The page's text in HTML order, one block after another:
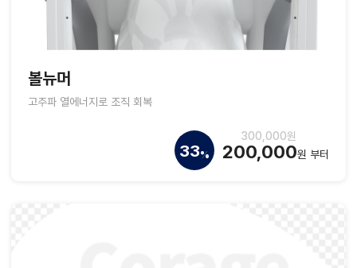
볼뉴머
고주파 열에너지로 조직 회복
33%
300,000원
200,000원 부터